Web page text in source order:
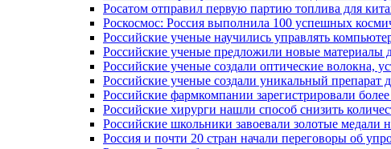
Росатом отправил первую партию топлива для
Роскосмос: Россия выполнила 100 успешных
Российские ученые научились управлять
Российские ученые предложили новые материалы
Российские ученые создали оптические волокна,
Российские ученые создали уникальный препарат
Российские фармкомпании зарегистрировали
Российские хирурги нашли способ снизить
Российские школьники завоевали золотые
Россия и почти 20 стран начали переговоры об